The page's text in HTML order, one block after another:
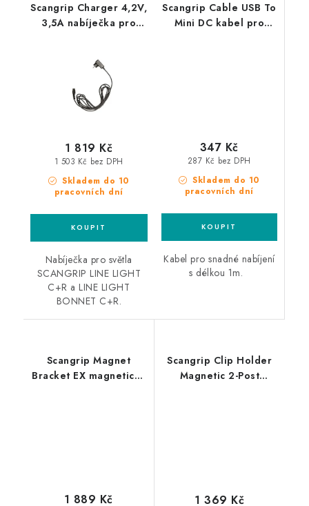
Scangrip Charger 4,2V,
3,5A nabíječka pro
C+R
Skladem do 10
pracovních dní
1 503 Kč bez DPH
1 819 Kč
Nabíječka pro světla
SCANGRIP LINE LIGHT
C+R a LINE LIGHT
BONNET C+R.
Scangrip Cable USB To
Mini DC kabel pro
Skladem do 10
pracovních dní
287 Kč bez DPH
347 Kč
Kabel pro snadné nabíjení
s délkou 1m.
Scangrip Magnet
Bracket EX magnetický
1 889 Kč
Scangrip Clip Holder
Magnetic 2-Post
1 369 Kč